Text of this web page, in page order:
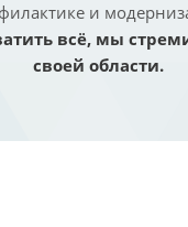
и
всё, мы
своей области.